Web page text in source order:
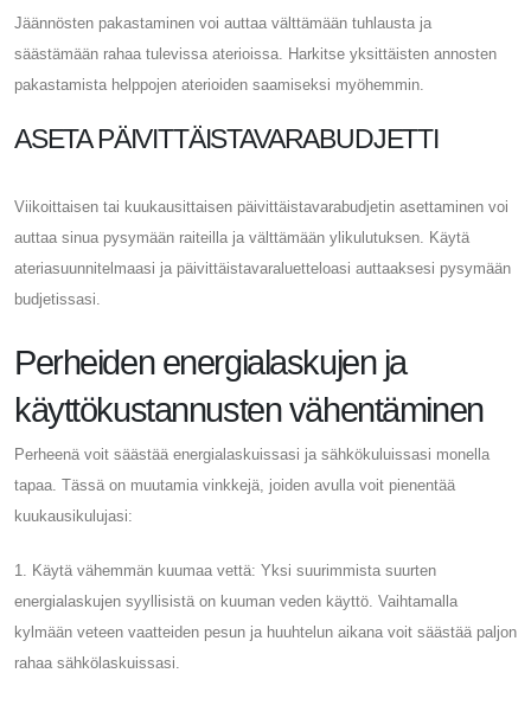
Jäännösten pakastaminen voi auttaa välttämään tuhlausta ja
säästämään rahaa tulevissa aterioissa. Harkitse yksittäisten annosten
pakastamista helppojen aterioiden saamiseksi myöhemmin.
ASETA PÄIVITTÄISTAVARABUDJETTI
Viikoittaisen tai kuukausittaisen päivittäistavarabudjetin asettaminen voi
auttaa sinua pysymään raiteilla ja välttämään ylikulutuksen. Käytä
ateriasuunnitelmaasi ja päivittäistavaraluetteloasi auttaaksesi pysymään
budjetissasi.
Perheiden energialaskujen ja
käyttökustannusten vähentäminen
Perheenä voit säästää energialaskuissasi ja sähkökuluissasi monella
tapaa. Tässä on muutamia vinkkejä, joiden avulla voit pienentää
kuukausikulujasi:
1. Käytä vähemmän kuumaa vettä: Yksi suurimmista suurten
energialaskujen syyllisistä on kuuman veden käyttö. Vaihtamalla
kylmään veteen vaatteiden pesun ja huuhtelun aikana voit säästää paljon
rahaa sähkölaskuissasi.